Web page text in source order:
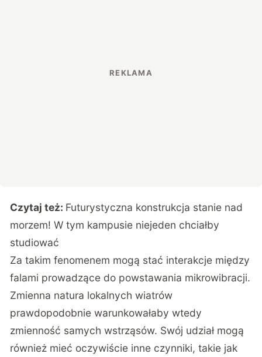
Czytaj też: Futurystyczna konstrukcja stanie nad
morzem! W tym kampusie niejeden chciałby
studiować
Za takim fenomenem mogą stać interakcje między
falami prowadzące do powstawania mikrowibracji.
Zmienna natura lokalnych wiatrów
prawdopodobnie warunkowałaby wtedy
zmienność samych wstrząsów. Swój udział mogą
również mieć oczywiście inne czynniki, takie jak